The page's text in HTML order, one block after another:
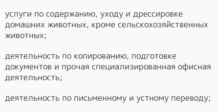
услуги по содержанию, уходу и дрессировке
домашних животных, кроме сельскохозяйственных
животных;
деятельность по копированию, подготовке
документов и прочая специализированная офисная
деятельность;
деятельность по письменному и устному переводу;